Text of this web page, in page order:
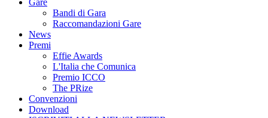
Gare
Bandi di Gara
Raccomandazioni Gare
News
Premi
Effie Awards
L'Italia che Comunica
Premio ICCO
The PRize
Convenzioni
Download